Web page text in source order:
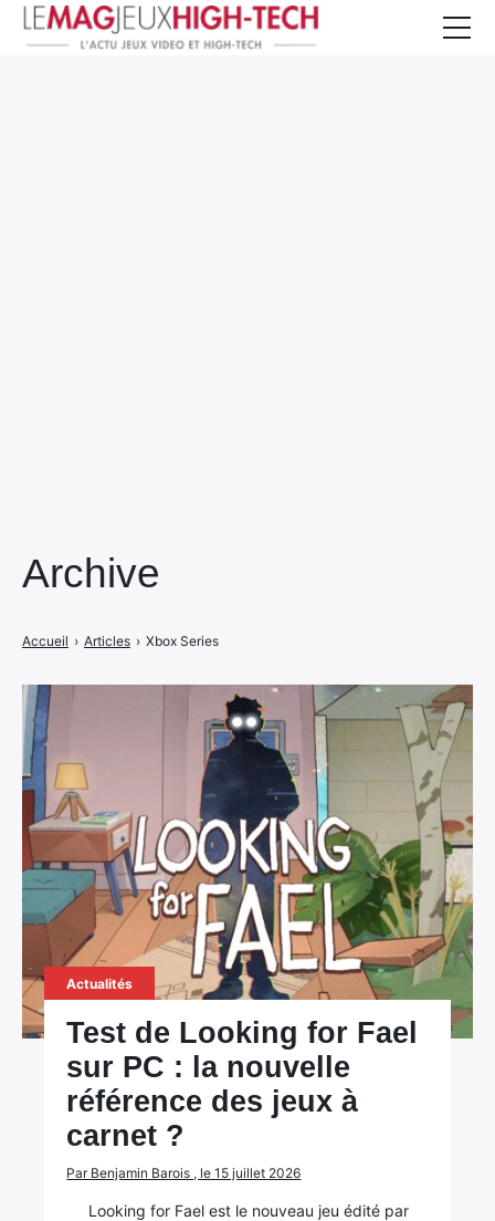
Archive
Accueil › Articles › Xbox Series
Actualités
Test de Looking for Fael
sur PC : la nouvelle
référence des jeux à
carnet ?
Par Benjamin Barois , le 15 juillet 2026
Looking for Fael est le nouveau jeu édité par